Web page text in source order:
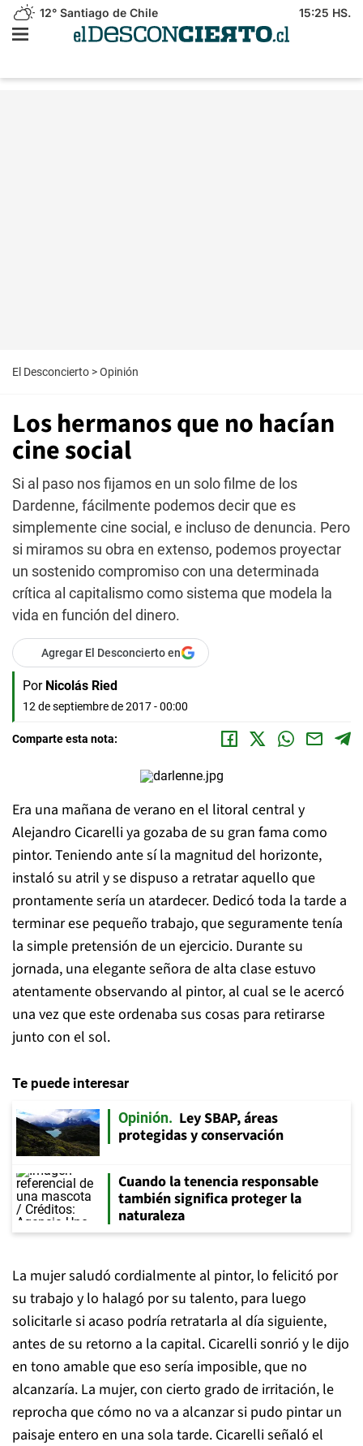
12° Santiago de Chile 15:25 HS.
El Desconcierto >Opinión
Los hermanos que no hacían
cine social
Si al paso nos fijamos en un solo filme de los
Dardenne, fácilmente podemos decir que es
simplemente cine social, e incluso de denuncia. Pero
si miramos su obra en extenso, podemos proyectar
un sostenido compromiso con una determinada
crítica al capitalismo como sistema que modela la
vida en función del dinero.
Agregar El Desconcierto en
Por Nicolás Ried
12 de septiembre de 2017 - 00:00
Comparte esta nota:
Era una mañana de verano en el litoral central y
Alejandro Cicarelli ya gozaba de su gran fama como
pintor. Teniendo ante sí la magnitud del horizonte,
instaló su atril y se dispuso a retratar aquello que
prontamente sería un atardecer. Dedicó toda la tarde a
terminar ese pequeño trabajo, que seguramente tenía
la simple pretensión de un ejercicio. Durante su
jornada, una elegante señora de alta clase estuvo
atentamente observando al pintor, al cual se le acercó
una vez que este ordenaba sus cosas para retirarse
junto con el sol.
Te puede interesar
Opinión
Ley SBAP, áreas
protegidas y conservación
Cuando la tenencia responsable
también significa proteger la
naturaleza
La mujer saludó cordialmente al pintor, lo felicitó por
su trabajo y lo halagó por su talento, para luego
solicitarle si acaso podría retratarla al día siguiente,
antes de su retorno a la capital. Cicarelli sonrió y le dijo
en tono amable que eso sería imposible, que no
alcanzaría. La mujer, con cierto grado de irritación, le
reprocha que cómo no va a alcanzar si pudo pintar un
paisaje entero en una sola tarde. Cicarelli señaló el